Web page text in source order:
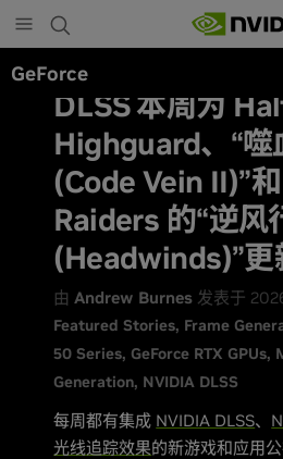
to
main
content
GeForce
DLSS 本周为
Highguard、“噬
(Code Vein II)”
Raiders 的“逆风
(Headwinds)”更
由Andrew Burnes 发表于
Featured Stories Frame
50 Series GeForce RTX GPUs
Generation NVIDIA DLSS
每周都有集成 NVIDIA DLSS、
光线追踪效果的新游戏和应用